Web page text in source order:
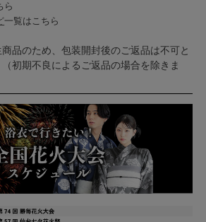
ら
一覧はこちら
品のため、包装開封後のご返品は不可と
初期不良によるご返品の場合を除きま